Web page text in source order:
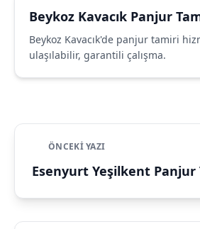
Beykoz Kavacık Panjur
Beykoz Kavacık'de panjur tamiri
ulaşılabilir, garantili çalışma.
ÖNCEKI YAZI
Esenyurt Yeşilkent Panjur